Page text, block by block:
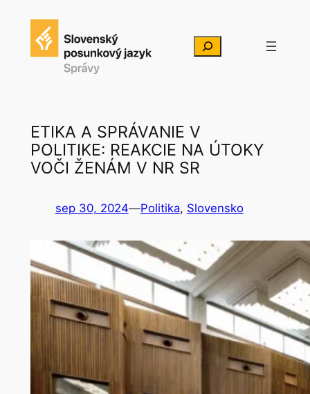
Hľadať
ETIKA A SPRÁVANIE V
POLITIKE: REAKCIE NA ÚTOKY
VOČI ŽENÁM V NR SR
sep 30, 2024—Politika, Slovensko